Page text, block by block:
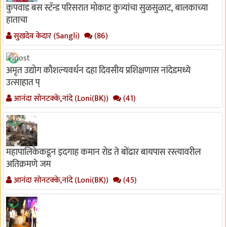
कुपवाड बस स्टॅन्ड परिसरात मोकाट कुत्र्यांचा सुळसुळाट, बालकाच्या
हाताचा
सुखदेव केदार (Sangli) (86)
अमृत उद्योग कौशल्यवर्धन दहा दिवसीय प्रशिक्षणास नांदेडमध्ये
उत्साहात प्
आनंदा सोनटक्के,नांदे (Loni(BK)) (41)
महापालिकेकडून इदगाह कमान रोड ते बोंढार बायपास रस्त्यावरील
अतिक्रमणे जम
आनंदा सोनटक्के,नांदे (Loni(BK)) (45)